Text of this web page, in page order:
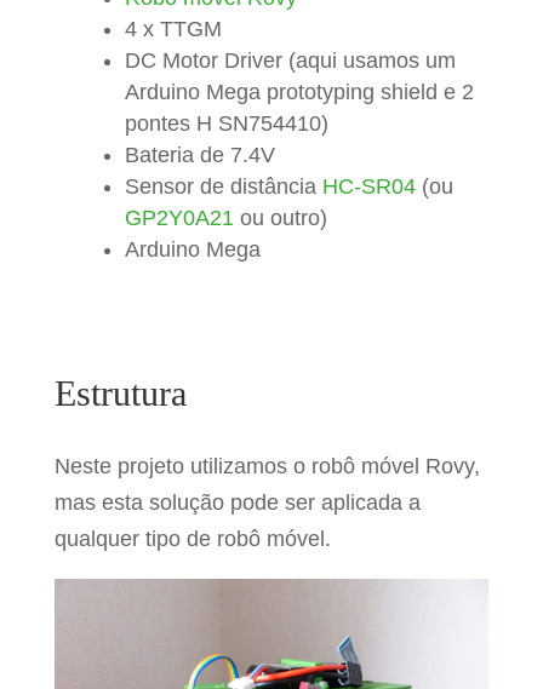
4 x TTGM
DC Motor Driver (aqui usamos um
Arduino Mega prototyping shield e 2
pontes H SN754410)
Bateria de 7.4V
Sensor de distância HC-SR04(ou
GP2Y0A21ou outro)
Arduino Mega
Estrutura
Neste projeto utilizamos o robô móvel Rovy,
mas esta solução pode ser aplicada a
qualquer tipo de robô móvel.